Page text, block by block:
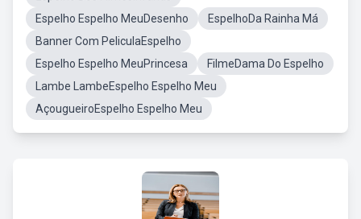
Espelho Espelho MeuDesenho
EspelhoDa Rainha Má
Banner Com PeliculaEspelho
Espelho Espelho MeuPrincesa
FilmeDama Do Espelho
Lambe LambeEspelho Espelho Meu
AçougueiroEspelho Espelho Meu